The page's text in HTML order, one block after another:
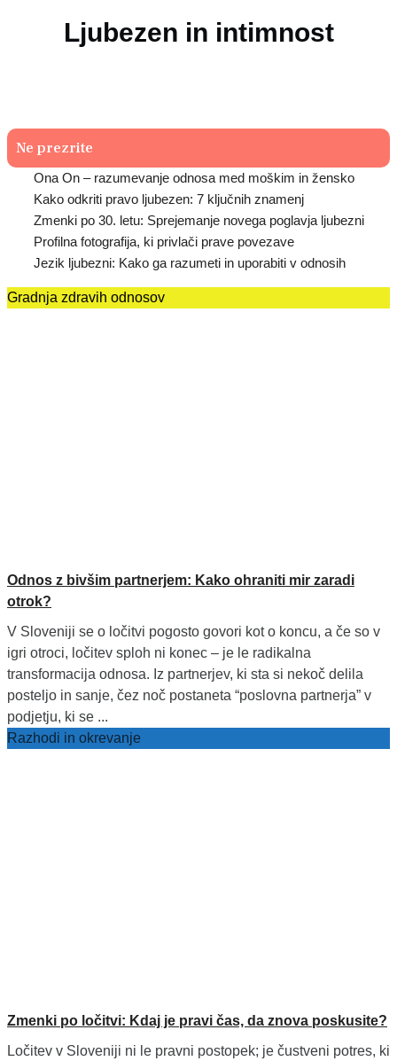
Ljubezen in intimnost
Ne prezrite
Ona On – razumevanje odnosa med moškim in žensko
Kako odkriti pravo ljubezen: 7 ključnih znamenj
Zmenki po 30. letu: Sprejemanje novega poglavja ljubezni
Profilna fotografija, ki privlači prave povezave
Jezik ljubezni: Kako ga razumeti in uporabiti v odnosih
Gradnja zdravih odnosov
Odnos z bivšim partnerjem: Kako ohraniti mir zaradi
otrok?
V Sloveniji se o ločitvi pogosto govori kot o koncu, a če so v
igri otroci, ločitev sploh ni konec – je le radikalna
transformacija odnosa. Iz partnerjev, ki sta si nekoč delila
posteljo in sanje, čez noč postaneta “poslovna partnerja” v
podjetju, ki se ...
Razhodi in okrevanje
Zmenki po ločitvi: Kdaj je pravi čas, da znova poskusite?
Ločitev v Sloveniji ni le pravni postopek; je čustveni potres, ki